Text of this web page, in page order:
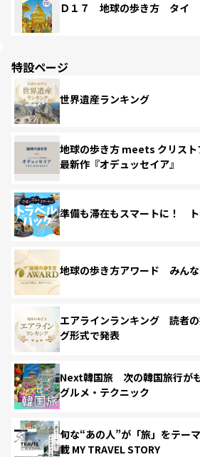
Ｄ１７ 地球の歩き方 タイ
特設ページ
世界遺産ランキング
地球の歩き方 meets クリスト
最新作『オデュッセイア』
準備も滞在もスマートに！
地球の歩き方アワード みんな
エアラインランキング 読者
グ形式で発表
Next韓国旅 次の韓国旅行が
グルメ・テクニック
旬な“あの人”が「旅」をテー
載 MY TRAVEL STORY